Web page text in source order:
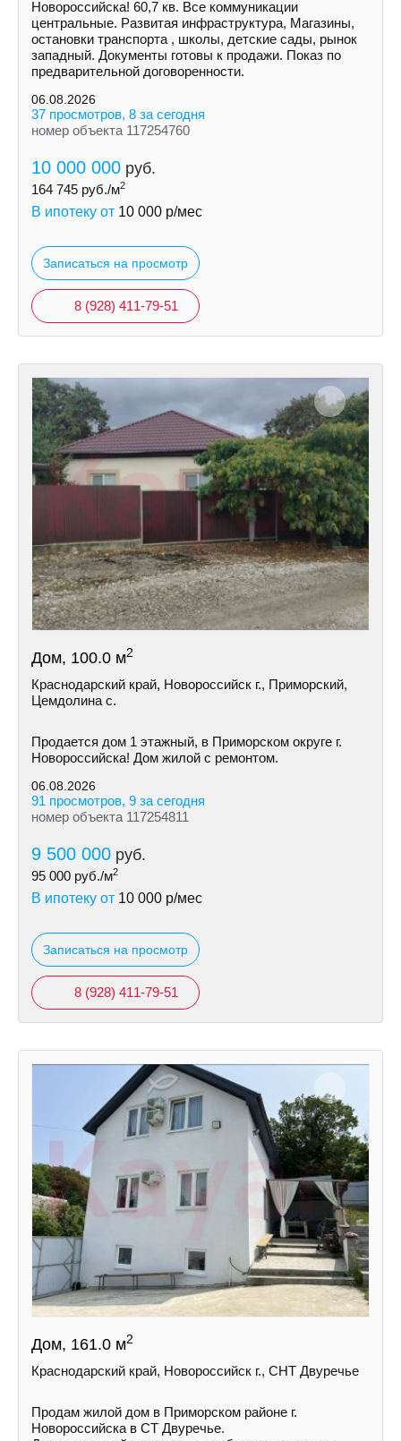
Новороссийска! 60,7 кв. Все коммуникации
центральные. Развитая инфраструктура, Магазины,
остановки транспорта , школы, детские сады, рынок
западный. Документы готовы к продажи. Показ по
предварительной договоренности.
06.08.2026
37 просмотров, 8 за сегодня
номер объекта 117254760
10 000 000 руб.
164 745 руб./м2
В ипотеку от 10 000 р/мес
Записаться на просмотр
8 (928) 411-79-51
Дом, 100.0 м2
Краснодарский край, Новороссийск г., Приморский,
Цемдолина с.
Продается дом 1 этажный, в Приморском округе г.
Новороссийска! Дом жилой с ремонтом.
06.08.2026
91 просмотров, 9 за сегодня
номер объекта 117254811
9 500 000 руб.
95 000 руб./м2
В ипотеку от 10 000 р/мес
Записаться на просмотр
8 (928) 411-79-51
Дом, 161.0 м2
Краснодарский край, Новороссийск г., СНТ Двуречье
Продам жилой дом в Приморском районе г.
Новороссийска в СТ Двуречье.